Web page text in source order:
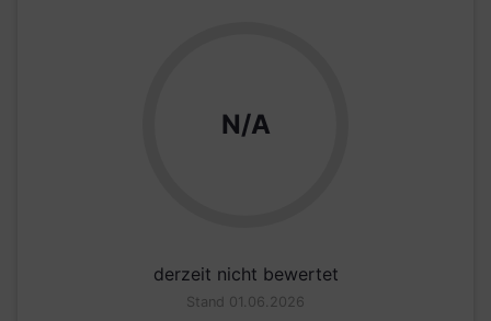
N/A
derzeit nicht bewertet
Stand 01.06.2026